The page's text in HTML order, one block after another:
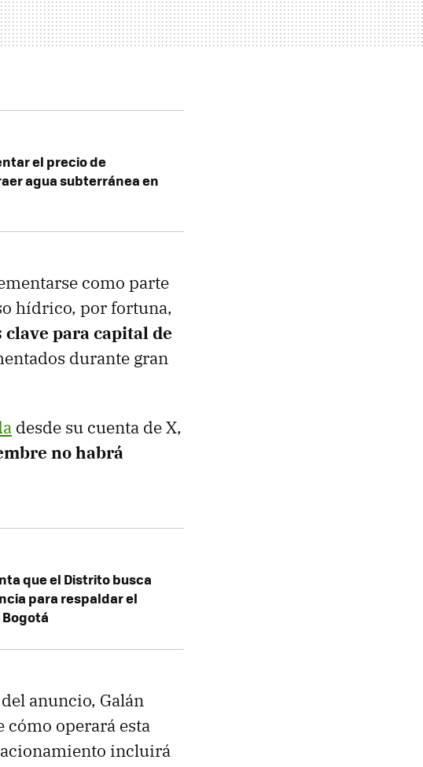
el precio de
agua subterránea en
como parte
hídrico, por fortuna,
para capital de
durante gran
desde su cuenta de X,
no habrá
que el Distrito busca
para respaldar el
anuncio, Galán
cómo operará esta
incluirá